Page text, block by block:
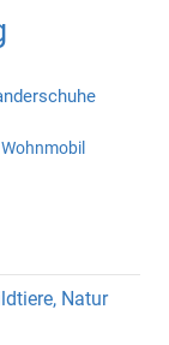
Wohnmobil
Natur